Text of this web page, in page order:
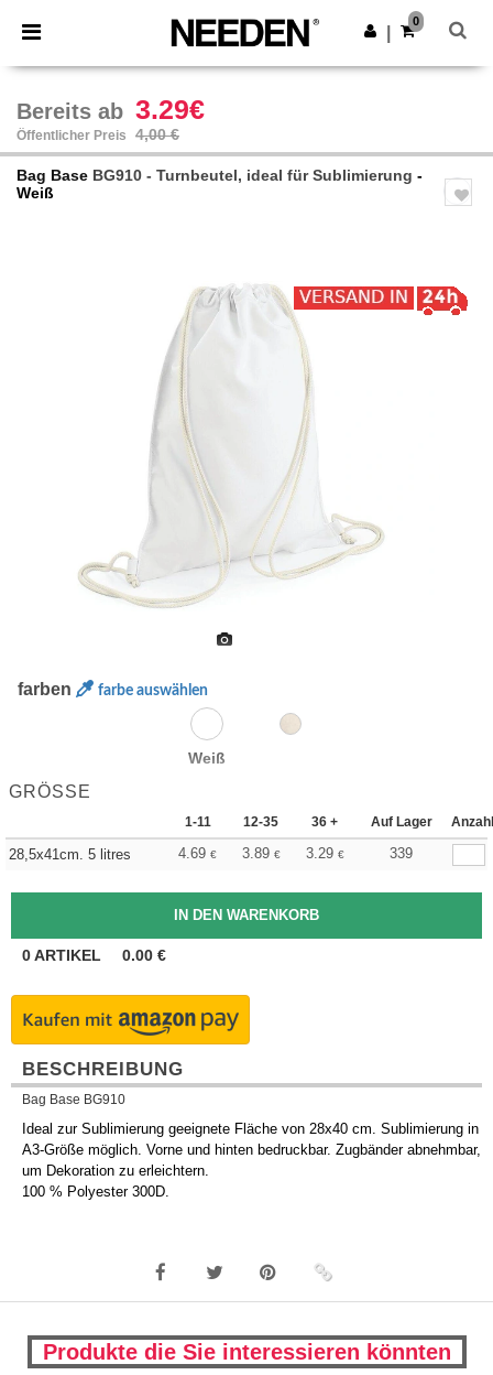
× Needen App
Bessere Preise in der App!
App holen
0
Bereits ab 3.29€
Öffentlicher Preis 4,00 €
Bag Base BG910 - Turnbeutel, ideal für Sublimierung -
Weiß
farben farbe auswählen
Weiß
GRÖSSE
1-11 12-35 36 + Auf Lager Anzahl
28,5x41cm. 5 litres 4.69 € 3.89 € 3.29 € 339
0ARTIKEL 0.00 €
BESCHREIBUNG
Bag Base BG910
Ideal zur Sublimierung geeignete Fläche von 28x40 cm. Sublimierung in
A3-Größe möglich. Vorne und hinten bedruckbar. Zugbänder abnehmbar,
um Dekoration zu erleichtern.
100 % Polyester 300D.
Produkte die Sie interessieren könnten